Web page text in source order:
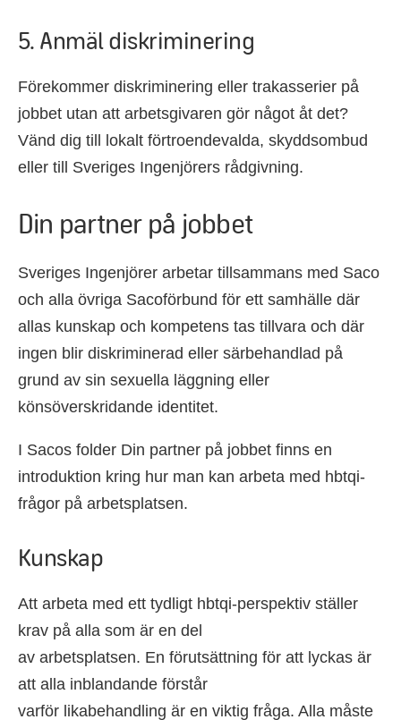
5. Anmäl diskriminering
Förekommer diskriminering eller trakasserier på
jobbet utan att arbetsgivaren gör något åt det?
Vänd dig till lokalt förtroendevalda, skyddsombud
eller till Sveriges Ingenjörers rådgivning.
Din partner på jobbet
Sveriges Ingenjörer arbetar tillsammans med Saco
och alla övriga Sacoförbund för ett samhälle där
allas kunskap och kompetens tas tillvara och där
ingen blir diskriminerad eller särbehandlad på
grund av sin sexuella läggning eller
könsöverskridande identitet.
I Sacos folder Din partner på jobbet finns en
introduktion kring hur man kan arbeta med hbtqi-
frågor på arbetsplatsen.
Kunskap
Att arbeta med ett tydligt hbtqi-perspektiv ställer
krav på alla som är en del
av arbetsplatsen. En förutsättning för att lyckas är
att alla inblandande förstår
varför likabehandling är en viktig fråga. Alla måste